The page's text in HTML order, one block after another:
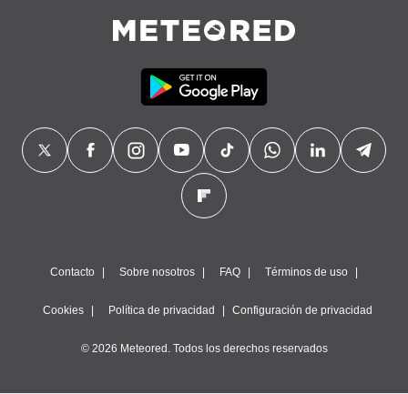
de
Contacto Sobre nosotros FAQ Términos de uso
Cookies Política de privacidad Configuración de privacidad
© 2026 Meteored. Todos los derechos reservados